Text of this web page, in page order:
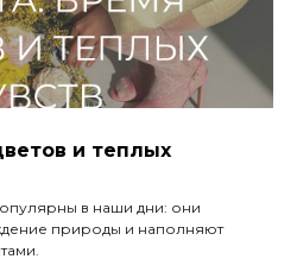
и теплых
в наши дни: они
природы и наполняют